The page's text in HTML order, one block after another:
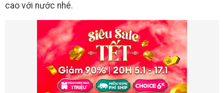
cao với nước nhé.